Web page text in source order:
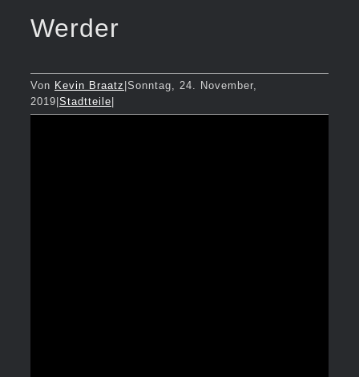
Werder
Von Kevin Braatz Sonntag, 24. November,
2019 Stadtteile